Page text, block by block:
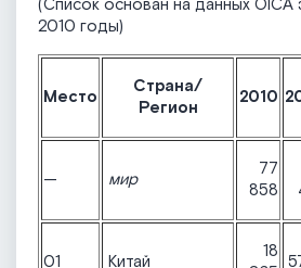
(Список основан на данных
2010 годы)
Место
Страна/
Регион
2010
— мир
77
858
01 Китай
18